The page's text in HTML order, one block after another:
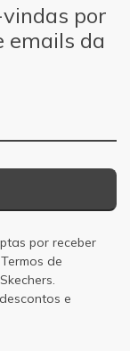
por
emails da
por receber
Termos de
e